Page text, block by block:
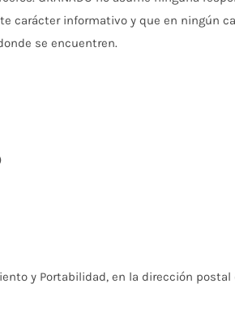
carácter informativo y que en ningún
se encuentren.
y Portabilidad, en la dirección postal